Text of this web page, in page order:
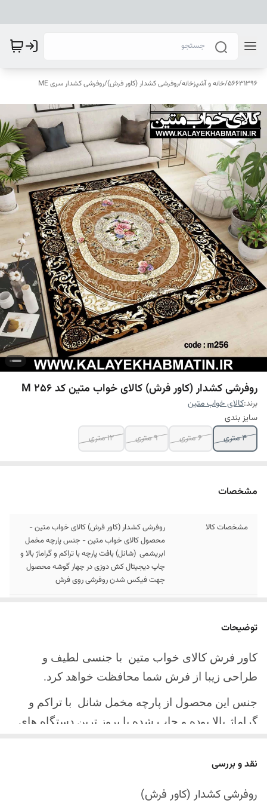
56631396
/خانه و آشپزخانه/روفرشی کشدار (کاور فرش)/روفرشی کشدار سری ME
روفرشی کشدار (کاور فرش) کالای خواب متین کد M 256
برند:کالای خواب متین
سایز بندی
4 متری
6 متری 9 متری 12 متری
مشخصات
مشخصات کالا
روفرشی کشدار (کاور فرش) کالای خواب متین -
محصول کالای خواب متین - جنس پارچه مخمل
ابریشمی (شانل) بافت پارچه با تراکم و گراماژ بالا و
چاپ دیجیتال کش دوزی در چهار گوشه محصول
جهت فیکس شدن روفرشی روی فرش
ارسال کالا
آینده
توضیحات
کاور فرش کالای خواب متین با جنسی لطیف و
طراحی زیبا از فرش شما محافظت خواهد کرد.
جنس این محصول از پارچه مخمل شانل با تراکم و
گراماژ بالا بوده و چاپ شده با بروز ترین دستگاه های
چهار گوشه این محصول با کش باکیفیت دوخته‌شده
نقد و بررسی
روفرشی کشدار (کاور فرش)